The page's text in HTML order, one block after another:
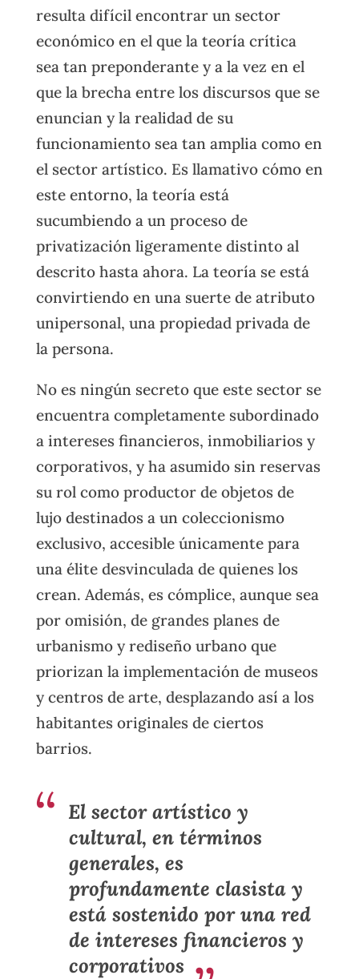
resulta difícil encontrar un sector
económico en el que la teoría crítica
sea tan preponderante y a la vez en el
que la brecha entre los discursos que se
enuncian y la realidad de su
funcionamiento sea tan amplia como en
el sector artístico. Es llamativo cómo en
este entorno, la teoría está
sucumbiendo a un proceso de
privatización ligeramente distinto al
descrito hasta ahora. La teoría se está
convirtiendo en una suerte de atributo
unipersonal, una propiedad privada de
la persona.
No es ningún secreto que este sector se
encuentra completamente subordinado
a intereses financieros, inmobiliarios y
corporativos, y ha asumido sin reservas
su rol como productor de objetos de
lujo destinados a un coleccionismo
exclusivo, accesible únicamente para
una élite desvinculada de quienes los
crean. Además, es cómplice, aunque sea
por omisión, de grandes planes de
urbanismo y rediseño urbano que
priorizan la implementación de museos
y centros de arte, desplazando así a los
habitantes originales de ciertos
barrios.
El sector artístico y
cultural, en términos
generales, es
profundamente clasista y
está sostenido por una red
de intereses financieros y
corporativos